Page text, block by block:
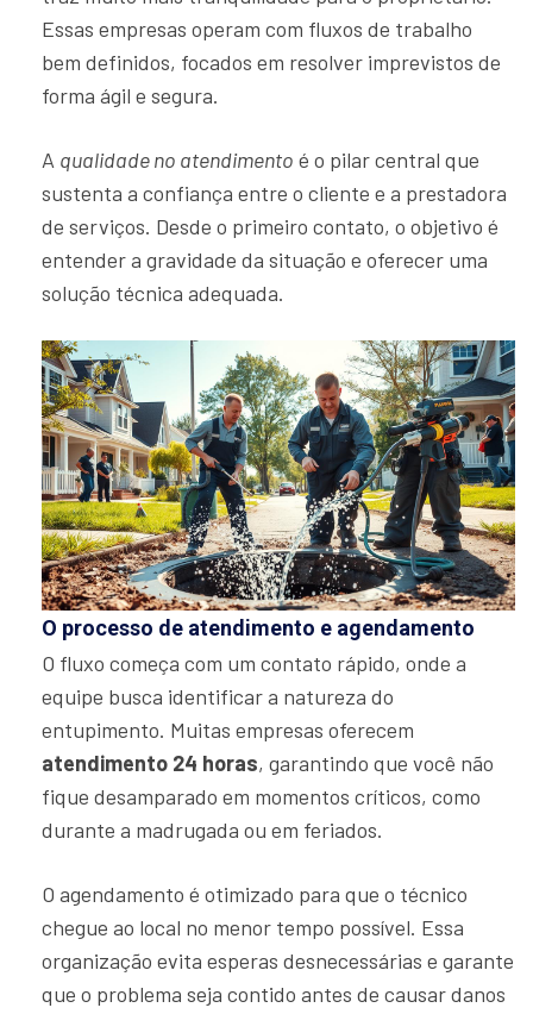
Essas empresas operam com fluxos de trabalho
bem definidos, focados em resolver imprevistos de
forma ágil e segura.
A qualidade no atendimento é o pilar central que
sustenta a confiança entre o cliente e a prestadora
de serviços. Desde o primeiro contato, o objetivo é
entender a gravidade da situação e oferecer uma
solução técnica adequada.
O processo de atendimento e agendamento
O fluxo começa com um contato rápido, onde a
equipe busca identificar a natureza do
entupimento. Muitas empresas oferecem
atendimento 24 horas, garantindo que você não
fique desamparado em momentos críticos, como
durante a madrugada ou em feriados.
O agendamento é otimizado para que o técnico
chegue ao local no menor tempo possível. Essa
organização evita esperas desnecessárias e garante
que o problema seja contido antes de causar danos